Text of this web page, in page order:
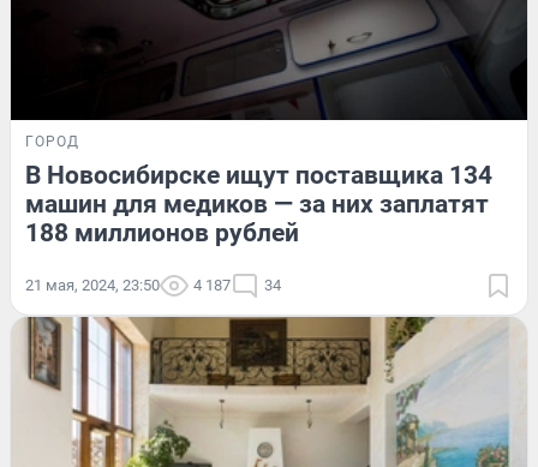
ГОРОД
В Новосибирске ищут поставщика 134
машин для медиков — за них заплатят
188 миллионов рублей
21 мая, 2024, 23:50 4 187 34